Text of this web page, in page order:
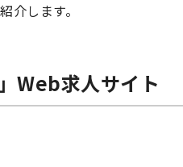
介します。
Web求人サイト